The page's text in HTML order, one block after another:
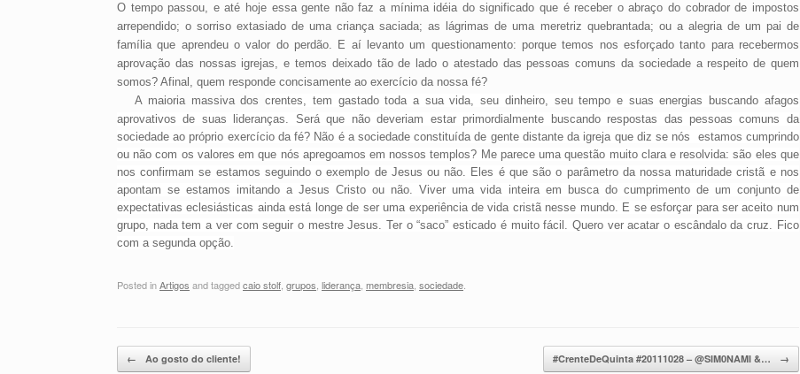
O tempo passou, e até hoje essa gente não faz a mínima idéia do significado que é receber o abraço do cobrador de impostos
arrependido; o sorriso extasiado de uma criança saciada; as lágrimas de uma meretriz quebrantada; ou a alegria de um pai de
família que aprendeu o valor do perdão. E aí levanto um questionamento: porque temos nos esforçado tanto para recebermos
aprovação das nossas igrejas, e temos deixado tão de lado o atestado das pessoas comuns da sociedade a respeito de quem
somos? Afinal, quem responde concisamente ao exercício da nossa fé?
A maioria massiva doscrentes, tem gastado toda a sua vida, seu dinheiro, seu tempo e suas energias buscando afagos
aprovativos de suas lideranças. Será que não deveriam estar primordialmente buscando respostas das pessoas comuns da
sociedade ao próprio exercício da fé? Não é a sociedade constituída de gente distante da igreja que diz se nós estamos cumprindo
ou não com os valores em que nós apregoamos em nossos templos? Me parece uma questão muito clara e resolvida: são eles que
nos confirmam se estamos seguindo o exemplo de Jesus ou não. Eles é que são o parâmetro da nossa maturidade cristã e nos
apontam se estamos imitando a Jesus Cristo ou não.Viver uma vida inteira em busca do cumprimento de um conjunto de
expectativas eclesiásticas ainda está longe de ser uma experiência de vida cristã nesse mundo. E se esforçar para ser aceito num
grupo, nada tem a ver com seguir o mestre Jesus.Ter o “saco” esticado é muito fácil. Quero ver acatar o escândalo da cruz. Fico
com a segunda opção.
Posted inArtigos and taggedcaio stolf grupos liderança membresia sociedade
Post navigation
← Ao gosto do cliente! #CrenteDeQuinta #20111028 – @SIM0NAMI &… →